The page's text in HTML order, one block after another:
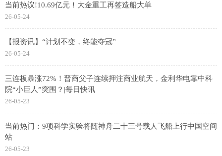
当前热议!10.69亿元！大金重工再签造船大单
26-05-24
【报资讯】“计划不变，终能夺冠”
26-05-24
三连板暴涨72%！晋商父子连续押注商业航天，金利华电靠中科
院“小巨人”突围？|每日快讯
26-05-23
当前热门：9项科学实验将随神舟二十三号载人飞船上行中国空间
站
26-05-23